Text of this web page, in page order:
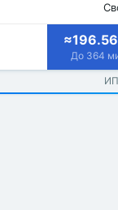
До 364